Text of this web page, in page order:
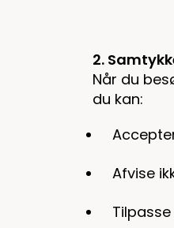
2.
Når du
du kan:
Afvise